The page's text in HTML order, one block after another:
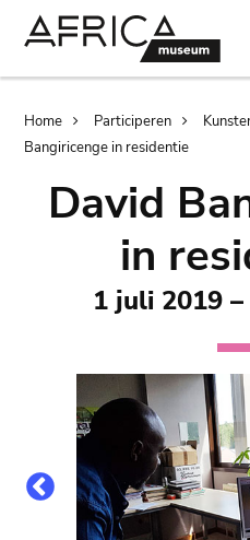
Breadcrumb
Home Participeren
Bangiricenge in residentie
David
in
1 juli 2019